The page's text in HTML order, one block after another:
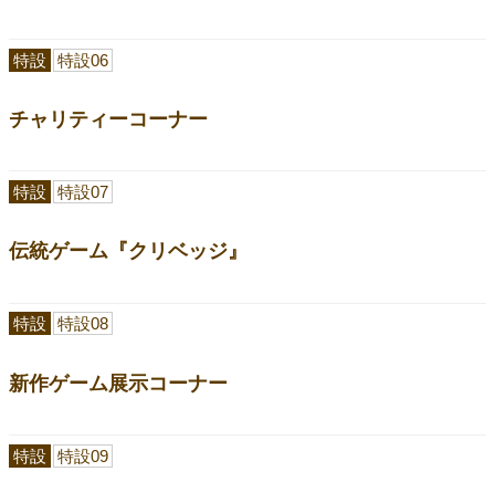
チャリティーコーナー
特設 特設06
伝統ゲーム『クリベッジ』
特設 特設07
新作ゲーム展示コーナー
特設 特設08
特設 特設09